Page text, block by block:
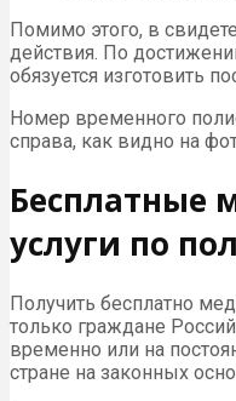
Помимо этого, в
действия. По
обязуется изготовить
Номер временного
справа, как видно на
Бесплатные
услуги по
Получить бесплатно
только граждане
временно или на
стране на законных